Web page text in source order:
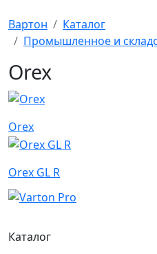
Вартон
Каталог
Промышленное и
Orex
Orex
Orex GL R
Каталог